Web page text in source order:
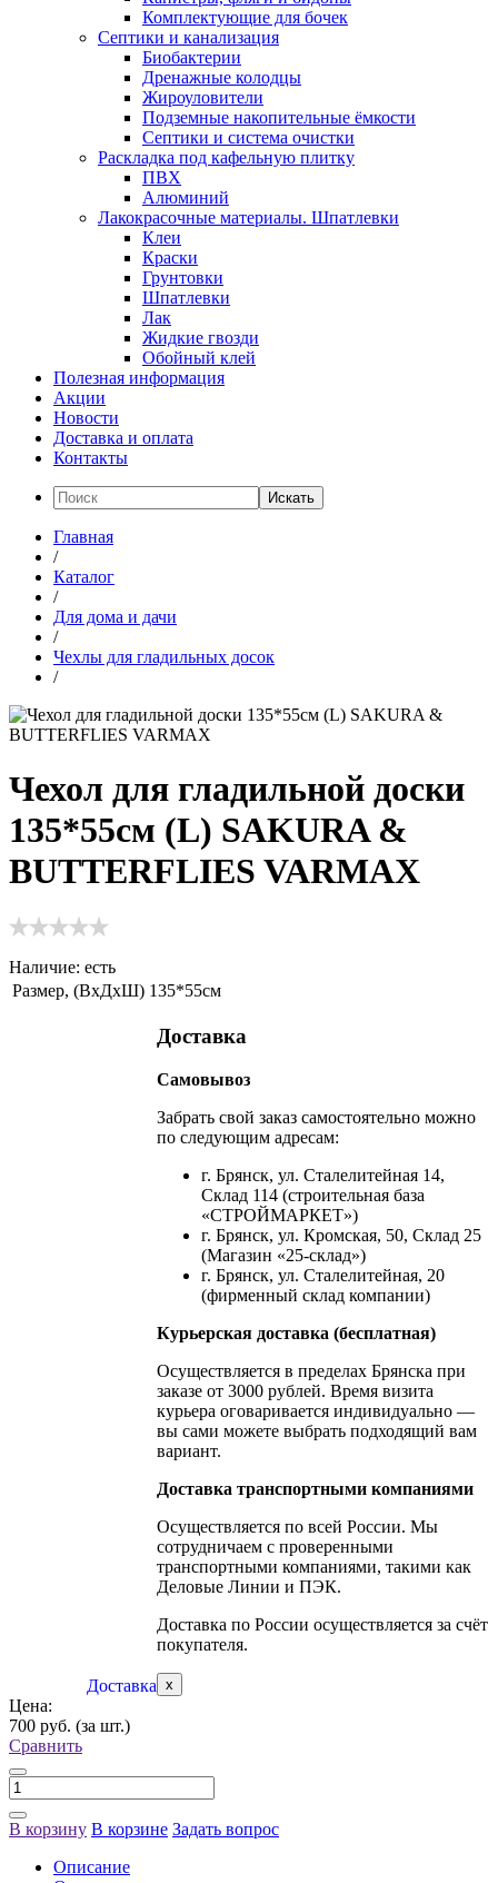
Комплектующие для бочек
Септики и канализация
Биобактерии
Дренажные колодцы
Жироуловители
Подземные накопительные ёмкости
Септики и система очистки
Раскладка под кафельную плитку
ПВХ
Алюминий
Лакокрасочные материалы. Шпатлевки
Клеи
Краски
Грунтовки
Шпатлевки
Лак
Жидкие гвозди
Обойный клей
Полезная информация
Акции
Новости
Доставка и оплата
Контакты
Искать
Главная
/
Каталог
/
Для дома и дачи
/
Чехлы для гладильных досок
/
Чехол для гладильной доски
135*55см (L) SAKURA &
BUTTERFLIES VARMAX
Наличие: есть
Размер, (ВхДхШ) 135*55см
Доставка
Доставка
Самовывоз
Забрать свой заказ самостоятельно можно
по следующим адресам:
г. Брянск, ул. Сталелитейная 14,
Склад 114 (строительная база
«СТРОЙМАРКЕТ»)
г. Брянск, ул. Кромская, 50, Склад 25
(Магазин «25-склад»)
г. Брянск, ул. Сталелитейная, 20
(фирменный склад компании)
Курьерская доставка (бесплатная)
Осуществляется в пределах Брянска при
заказе от 3000 рублей. Время визита
курьера оговаривается индивидуально —
вы сами можете выбрать подходящий вам
вариант.
Доставка транспортными компаниями
Осуществляется по всей России. Мы
сотрудничаем с проверенными
транспортными компаниями, такими как
Деловые Линии и ПЭК.
Доставка по России осуществляется за счёт
покупателя.
x
Цена:
700 руб. (за шт.)
Сравнить
В корзину В корзине Задать вопрос
Описание